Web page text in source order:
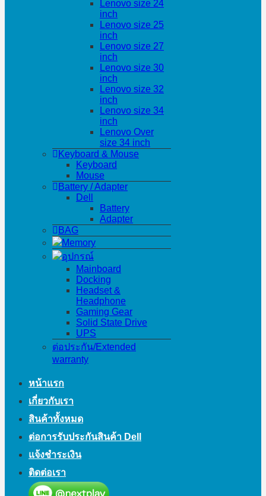
Lenovo size 24
inch
Lenovo size 25
inch
Lenovo size 27
inch
Lenovo size 30
inch
Lenovo size 32
inch
Lenovo size 34
inch
Lenovo Over
size 34 inch
Keyboard & Mouse
Keyboard
Mouse
Battery / Adapter
Dell
Battery
Adapter
BAG
Memory
อุปกรณ์
Mainboard
Docking
Headset &
Headphone
Gaming Gear
Solid State Drive
UPS
ต่อประกัน/Extended
warranty
หน้าแรก
เกี่ยวกับเรา
สินค้าทั้งหมด
ต่อการรับประกันสินค้า Dell
แจ้งชำระเงิน
ติดต่อเรา